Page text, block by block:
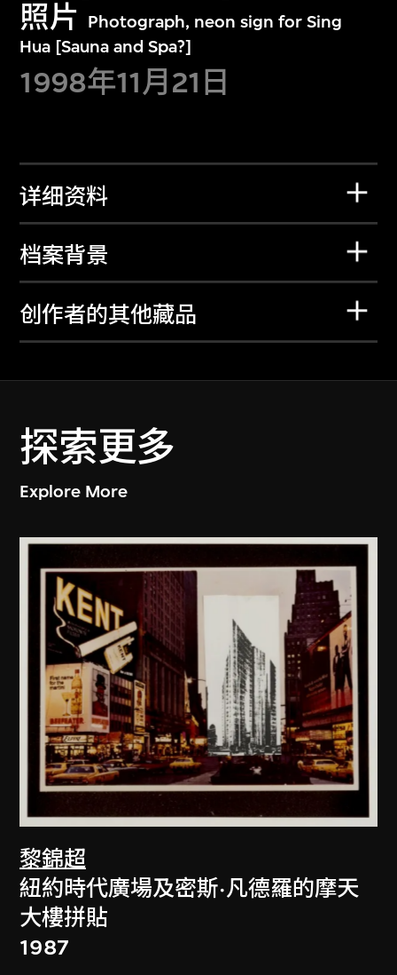
照片 Photograph, neon sign for Sing
Hua [Sauna and Spa?]
1998年11月21日
详细资料
档案背景
创作者的其他藏品
探索更多
Explore More
黎錦超
紐約時代廣場及密斯·凡德羅的摩天
大樓拼貼
1987